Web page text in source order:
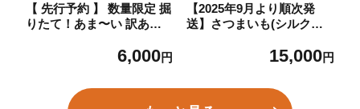
【 先行予約 】 数量限定 掘
りたて！あま〜い 訳あり
芋 さつま芋 野菜 サツマイ
6,000円
【2025年9月より順次発
送】さつまいも(シルクス
も 芋 サツマイモ シルクス
15,000円